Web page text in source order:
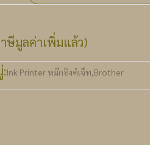
ษีมูลค่าเพิ่มแล้ว)
Ink Printer หมึกอิงค์เจ็ท,Brother